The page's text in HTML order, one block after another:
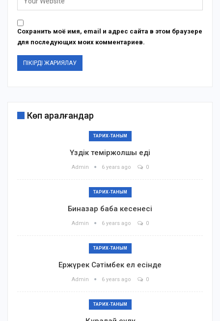
Сохранить моё имя, email и адрес сайта в этом браузере
для последующих моих комментариев.
Көп қаралғандар
ТАРИХ-ТАНЫМ
Үздік теміржолшы еді
Admin 6 years ago 0
ТАРИХ-ТАНЫМ
Биназар баба кесенесі
Admin 6 years ago 0
ТАРИХ-ТАНЫМ
Ержүрек Сәтімбек ел есінде
Admin 6 years ago 0
ТАРИХ-ТАНЫМ